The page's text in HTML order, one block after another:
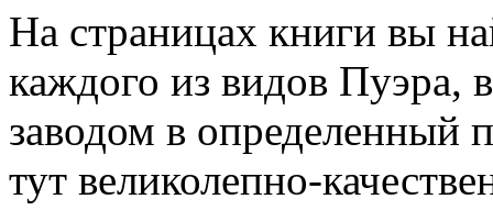
На страницах книги вы
каждого из видов Пуэра,
заводом в определенный
тут великолепно-